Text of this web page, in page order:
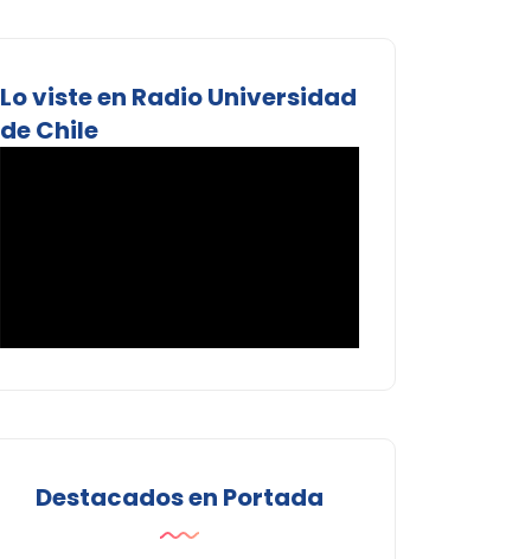
Lo viste en Radio Universidad
de Chile
Destacados en Portada